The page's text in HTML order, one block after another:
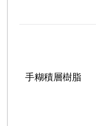
手糊積層樹脂